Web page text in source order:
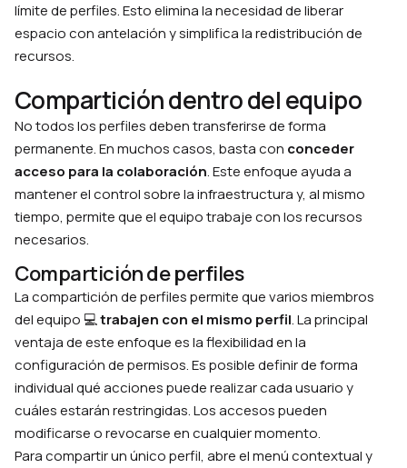
límite de perfiles. Esto elimina la necesidad de liberar
espacio con antelación y simplifica la redistribución de
recursos.
Compartición dentro del equipo
No todos los perfiles deben transferirse de forma
permanente. En muchos casos, basta con conceder
acceso para la colaboración. Este enfoque ayuda a
mantener el control sobre la infraestructura y, al mismo
tiempo, permite que el equipo trabaje con los recursos
necesarios.
Compartición de perfiles
La compartición de perfiles permite que varios miembros
del equipo 💻trabajen con el mismo perfil. La principal
ventaja de este enfoque es la flexibilidad en la
configuración de permisos. Es posible definir de forma
individual qué acciones puede realizar cada usuario y
cuáles estarán restringidas. Los accesos pueden
modificarse o revocarse en cualquier momento.
Para compartir un único perfil, abre el menú contextual y